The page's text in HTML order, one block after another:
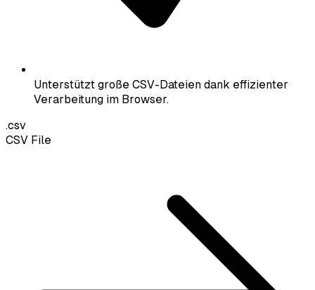
Unterstützt große CSV-Dateien dank effizienter
Verarbeitung im Browser.
.csv
CSV File